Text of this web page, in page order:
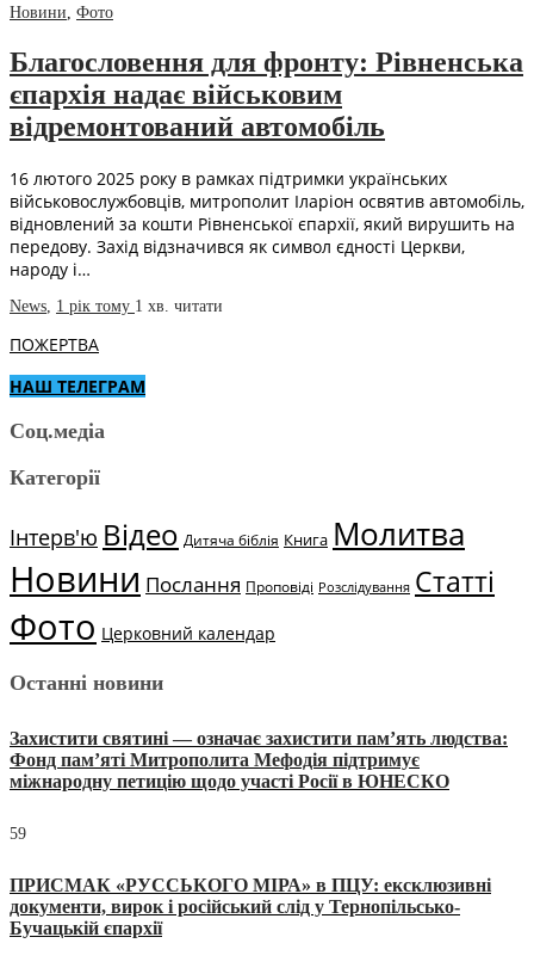
Новини, Фото
Благословення для фронту: Рівненська
єпархія надає військовим
відремонтований автомобіль
16 лютого 2025 року в рамках підтримки українських
військовослужбовців, митрополит Іларіон освятив автомобіль,
відновлений за кошти Рівненської єпархії, який вирушить на
передову. Захід відзначився як символ єдності Церкви,
народу і…
News, 1 рік тому 1 хв. читати
ПОЖЕРТВА
НАШ ТЕЛЕГРАМ
Соц.медіа
Категорії
Інтерв'ю Відео Дитяча біблія Книга Молитва
Новини Послання Проповіді Розслідування Статті
Фото Церковний календар
Останні новини
Захистити святині — означає захистити пам’ять людства:
Фонд пам’яті Митрополита Мефодія підтримує
міжнародну петицію щодо участі Росії в ЮНЕСКО
59
ПРИСМАК «РУССЬКОГО МІРА» в ПЦУ: ексклюзивні
документи, вирок і російський слід у Тернопільсько-
Бучацькій єпархії